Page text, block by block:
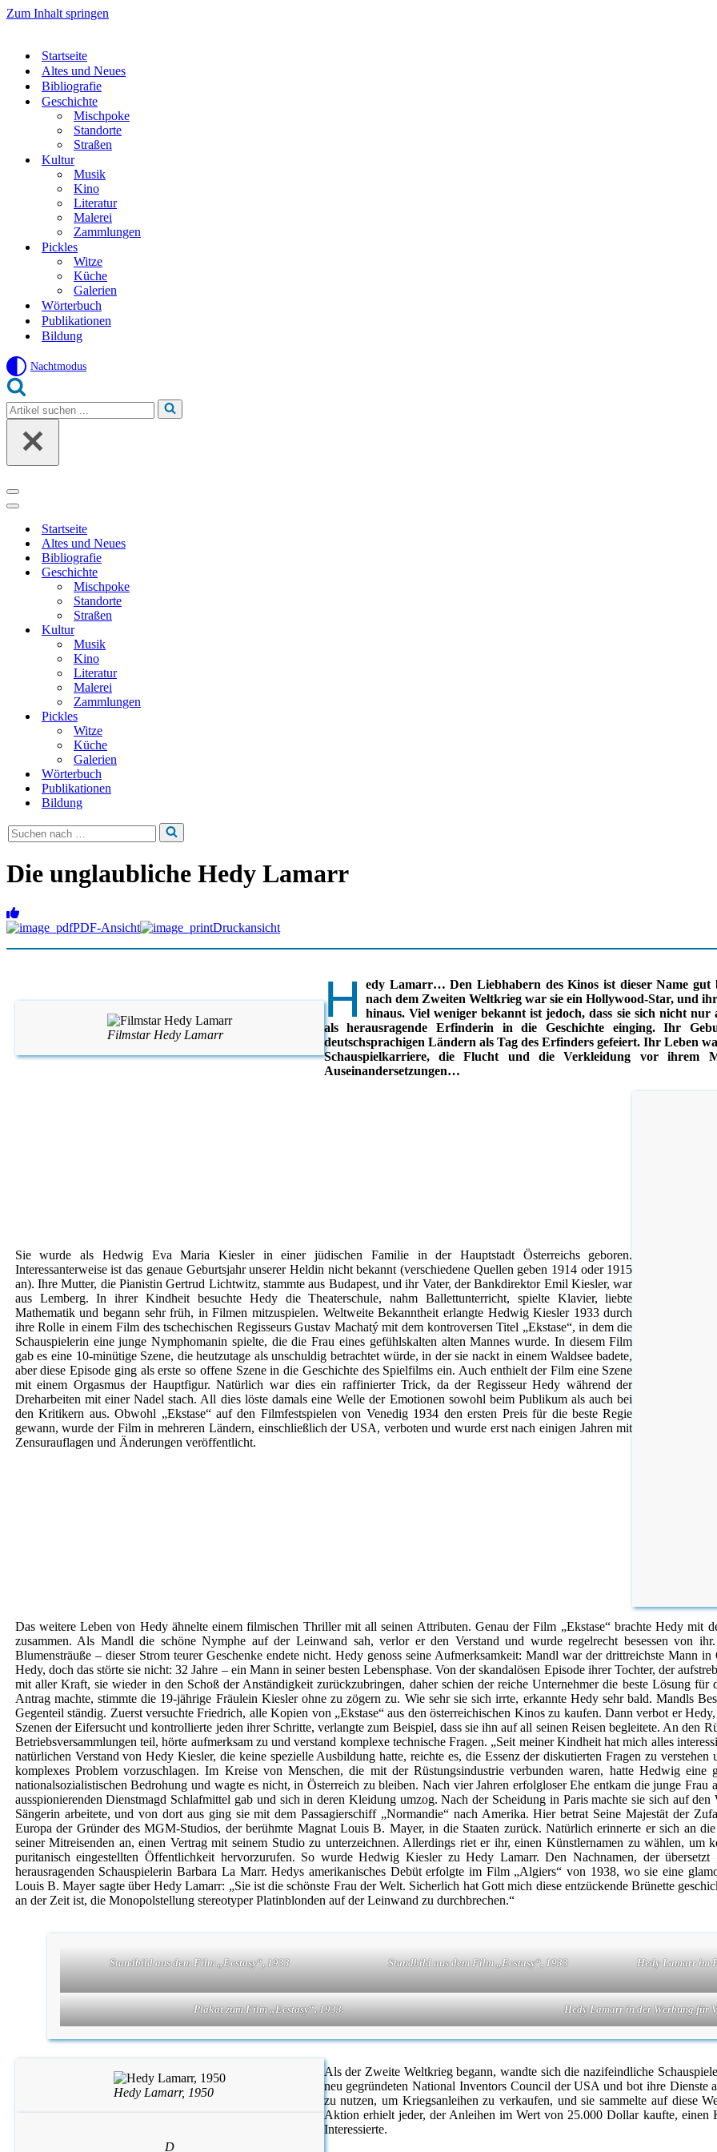
Zum Inhalt springen
Startseite
Altes und Neues
Bibliografie
Geschichte
Mischpoke
Standorte
Straßen
Kultur
Musik
Kino
Literatur
Malerei
Zammlungen
Pickles
Witze
Küche
Galerien
Wörterbuch
Publikationen
Bildung
Nachtmodus
Suchen
nach …
Navigationsmenü
Navigationsmenü
Startseite
Altes und Neues
Bibliografie
Geschichte
Mischpoke
Standorte
Straßen
Kultur
Musik
Kino
Literatur
Malerei
Zammlungen
Pickles
Witze
Küche
Galerien
Wörterbuch
Publikationen
Bildung
Suchen
nach …
Die unglaubliche Hedy Lamarr
PDF-Ansicht Druckansicht
Filmstar Hedy Lamarr
H
edy Lamarr… Den Liebhabern des Kinos ist dieser Name
nach dem Zweiten Weltkrieg war sie ein Hollywood-Star, und
hinaus. Viel weniger bekannt ist jedoch, dass sie sich nicht nur
als herausragende Erfinderin in die Geschichte einging. Ihr
deutschsprachigen Ländern als Tag des Erfinders gefeiert. Ihr Leben
Schauspielkarriere, die Flucht und die Verkleidung vor ihrem
Auseinandersetzungen…
Sie wurde als Hedwig Eva Maria Kiesler in einer jüdischen Familie in der Hauptstadt Österreichs geboren.
Interessanterweise ist das genaue Geburtsjahr unserer Heldin nicht bekannt (verschiedene Quellen geben 1914 oder 1915
an). Ihre Mutter, die Pianistin Gertrud Lichtwitz, stammte aus Budapest, und ihr Vater, der Bankdirektor Emil Kiesler, war
aus Lemberg. In ihrer Kindheit besuchte Hedy die Theaterschule, nahm Ballettunterricht, spielte Klavier, liebte
Mathematik und begann sehr früh, in Filmen mitzuspielen. Weltweite Bekanntheit erlangte Hedwig Kiesler 1933 durch
ihre Rolle in einem Film des tschechischen Regisseurs Gustav Machatý mit dem kontroversen Titel „Ekstase“, in dem die
Schauspielerin eine junge Nymphomanin spielte, die die Frau eines gefühlskalten alten Mannes wurde. In diesem Film
gab es eine 10-minütige Szene, die heutzutage als unschuldig betrachtet würde, in der sie nackt in einem Waldsee badete,
aber diese Episode ging als erste so offene Szene in die Geschichte des Spielfilms ein. Auch enthielt der Film eine Szene
mit einem Orgasmus der Hauptfigur. Natürlich war dies ein raffinierter Trick, da der Regisseur Hedy während der
Dreharbeiten mit einer Nadel stach. All dies löste damals eine Welle der Emotionen sowohl beim Publikum als auch bei
den Kritikern aus. Obwohl „Ekstase“ auf den Filmfestspielen von Venedig 1934 den ersten Preis für die beste Regie
gewann, wurde der Film in mehreren Ländern, einschließlich der USA, verboten und wurde erst nach einigen Jahren mit
Zensurauflagen und Änderungen veröffentlicht.
Das weitere Leben von Hedy ähnelte einem filmischen Thriller mit all seinen Attributen. Genau der Film „Ekstase“ brachte Hedy mit
zusammen. Als Mandl die schöne Nymphe auf der Leinwand sah, verlor er den Verstand und wurde regelrecht besessen von
Blumensträuße – dieser Strom teurer Geschenke endete nicht. Hedy genoss seine Aufmerksamkeit: Mandl war der drittreichste Mann
Hedy, doch das störte sie nicht: 32 Jahre – ein Mann in seiner besten Lebensphase. Von der skandalösen Episode ihrer Tochter, der
mit aller Kraft, sie wieder in den Schoß der Anständigkeit zurückzubringen, daher schien der reiche Unternehmer die beste Lösung
Antrag machte, stimmte die 19-jährige Fräulein Kiesler ohne zu zögern zu. Wie sehr sie sich irrte, erkannte Hedy sehr bald. Mandls
Gegenteil ständig. Zuerst versuchte Friedrich, alle Kopien von „Ekstase“ aus den österreichischen Kinos zu kaufen. Dann verbot er
Szenen der Eifersucht und kontrollierte jeden ihrer Schritte, verlangte zum Beispiel, dass sie ihn auf all seinen Reisen begleitete. An den
Betriebsversammlungen teil, hörte aufmerksam zu und verstand komplexe technische Fragen. „Seit meiner Kindheit hat mich alles
natürlichen Verstand von Hedy Kiesler, die keine spezielle Ausbildung hatte, reichte es, die Essenz der diskutierten Fragen zu
komplexes Problem vorzuschlagen. Im Kreise von Menschen, die mit der Rüstungsindustrie verbunden waren, hatte Hedwig eine
nationalsozialistischen Bedrohung und wagte es nicht, in Österreich zu bleiben. Nach vier Jahren erfolgloser Ehe entkam die junge Frau
ausspionierenden Dienstmagd Schlafmittel gab und sich in deren Kleidung umzog. Nach der Scheidung in Paris machte sie sich auf
Sängerin arbeitete, und von dort aus ging sie mit dem Passagierschiff „Normandie“ nach Amerika. Hier betrat Seine Majestät der
Europa der Gründer des MGM-Studios, der berühmte Magnat Louis B. Mayer, in die Staaten zurück. Natürlich erinnerte er sich an die
seiner Mitreisenden an, einen Vertrag mit seinem Studio zu unterzeichnen. Allerdings riet er ihr, einen Künstlernamen zu wählen, um
puritanisch eingestellten Öffentlichkeit hervorzurufen. So wurde Hedwig Kiesler zu Hedy Lamarr. Den Nachnamen, der
herausragenden Schauspielerin Barbara La Marr. Hedys amerikanisches Debüt erfolgte im Film „Algiers“ von 1938, wo sie eine
Louis B. Mayer sagte über Hedy Lamarr: „Sie ist die schönste Frau der Welt. Sicherlich hat Gott mich diese entzückende Brünette
an der Zeit ist, die Monopolstellung stereotyper Platinblonden auf der Leinwand zu durchbrechen.“
Standbild aus dem Film „Ecstasy“, 1933 Standbild aus dem Film „Ecstasy“, 1933
Hedy Lamarr im
Plakat zum Film „Ecstasy“, 1933. Hedy Lamarr in der Werbung für
Hedy Lamarr, 1950
D
Als der Zweite Weltkrieg begann, wandte sich die nazifeindliche
neu gegründeten National Inventors Council der USA und bot ihre Dienste
zu nutzen, um Kriegsanleihen zu verkaufen, und sie sammelte auf diese
Aktion erhielt jeder, der Anleihen im Wert von 25.000 Dollar kaufte, einen
Interessierte.